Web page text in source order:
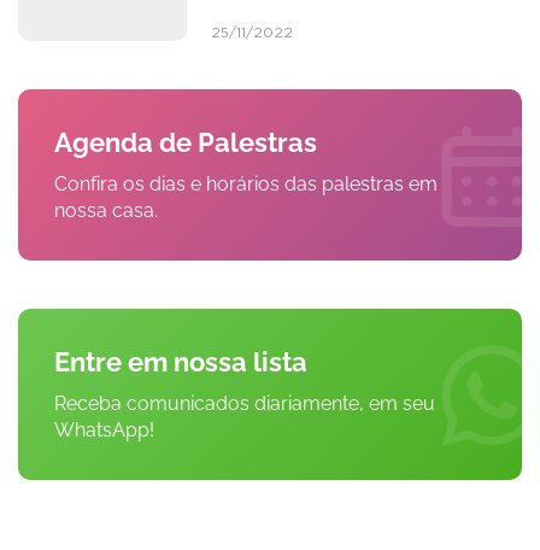
25/11/2022
Agenda de Palestras
Confira os dias e horários das palestras em
nossa casa.
Entre em nossa lista
Receba comunicados diariamente, em seu
WhatsApp!